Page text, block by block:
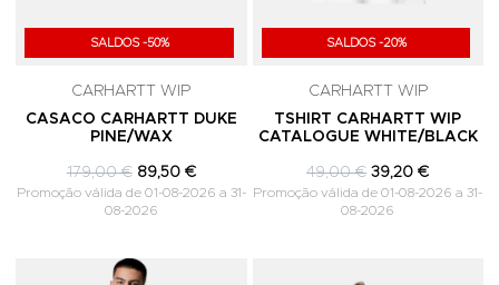
SALDOS -50%
CARHARTT WIP
CASACO CARHARTT DUKE
PINE/WAX
179,00 € 89,50 €
Promoção válida de 01-08-2026 a 31-
08-2026
SALDOS -20%
CARHARTT WIP
TSHIRT CARHARTT WIP
CATALOGUE WHITE/BLACK
49,00 € 39,20 €
Promoção válida de 01-08-2026 a 31-
08-2026